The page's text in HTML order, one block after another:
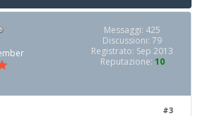
Messaggi: 425
Discussioni: 79
Registrato: Sep 2013
Reputazione: 10
#3